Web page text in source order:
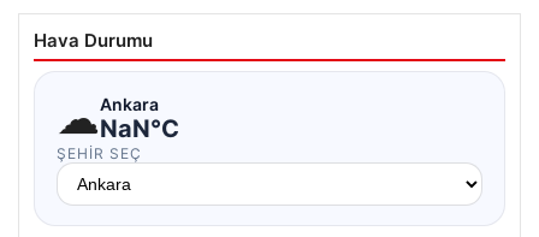
Hava Durumu
☁Ankara
NaN°C
ŞEHIR SEÇ